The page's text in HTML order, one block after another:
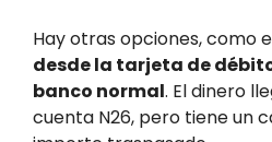
Hay otras opciones, como
desde la tarjeta de
banco normal. El dinero
cuenta N26, pero tiene un